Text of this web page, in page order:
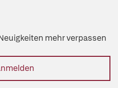
mehr verpassen